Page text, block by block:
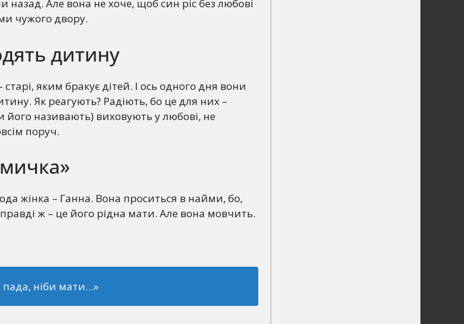
назад. Але вона не хоче, щоб син ріс без любові
чужого двору.
дитину
яким бракує дітей. І ось одного дня вони
Як реагують? Радіють, бо це для них –
називають) виховують у любові, не
поруч.
жінка – Ганна. Вона проситься в найми, бо,
ж – це його рідна мати. Але вона мовчить.
пада, ніби мати…»